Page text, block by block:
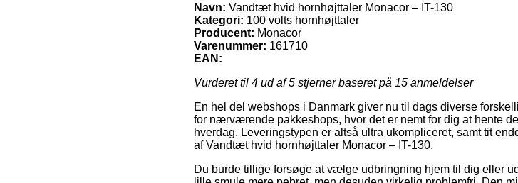
Navn: Vandtæt hvid hornhøjttaler Monacor – IT-130
Kategori: 100 volts hornhøjttaler
Producent: Monacor
Varenummer: 161710
EAN:
Vurderet til 4 ud af 5 stjerner baseret på 15 anmeldelser
En hel del webshops i Danmark giver nu til dags diverse
for nærværende pakkeshops, hvor det er nemt for dig at hente
hverdag. Leveringstypen er altså ultra ukompliceret, samt tit
af Vandtæt hvid hornhøjttaler Monacor – IT-130.
Du burde tillige forsøge at vælge udbringning hjem til dig eller